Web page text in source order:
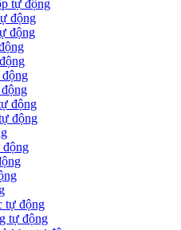
tự động
động
động
động
động
động
tự động
tự động